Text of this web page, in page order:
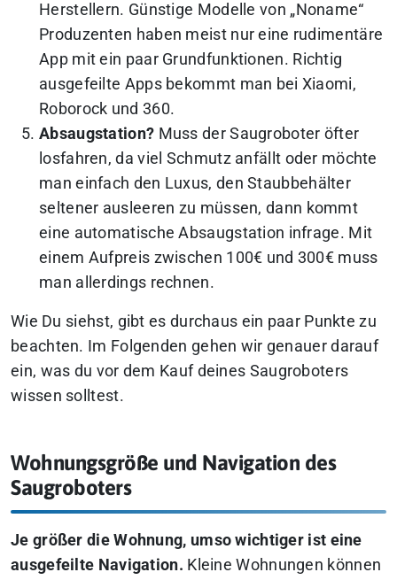
Herstellern. Günstige Modelle von „Noname“
Produzenten haben meist nur eine rudimentäre
App mit ein paar Grundfunktionen. Richtig
ausgefeilte Apps bekommt man bei Xiaomi,
Roborock und 360.
Absaugstation? Muss der Saugroboter öfter
losfahren, da viel Schmutz anfällt oder möchte
man einfach den Luxus, den Staubbehälter
seltener ausleeren zu müssen, dann kommt
eine automatische Absaugstation infrage. Mit
einem Aufpreis zwischen 100€ und 300€ muss
man allerdings rechnen.
Wie Du siehst, gibt es durchaus ein paar Punkte zu
beachten. Im Folgenden gehen wir genauer darauf
ein, was du vor dem Kauf deines Saugroboters
wissen solltest.
Wohnungsgröße und Navigation des
Saugroboters
Je größer die Wohnung, umso wichtiger ist eine
ausgefeilte Navigation. Kleine Wohnungen können